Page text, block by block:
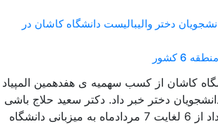
دختر والیبالیست دانشگاه کاشان در
6 کشور
کاشان از کسب سهمیه ی هفدهمین المپیاد
دختر خبر داد. دکتر سعید حلاج باشی
اظهار داشت: این رویداد از 6 لغایت 7 مردادماه به میزبانی دانشگاه